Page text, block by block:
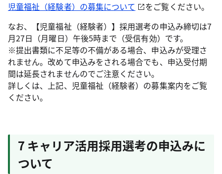
児童福祉（経験者）の募集について
をご覧ください。
なお、【児童福祉（経験者）】採用選考の申込み締切は7
月27日（月曜日）午後5時まで（受信有効）です。
※提出書類に不足等の不備がある場合、申込みが受理さ
れません。改めて申込みをされる場合でも、申込受付期
間は延長されませんのでご注意ください。
詳しくは、上記、児童福祉（経験者）の募集案内をご覧
ください。
7 キャリア活用採用選考の申込みに
ついて